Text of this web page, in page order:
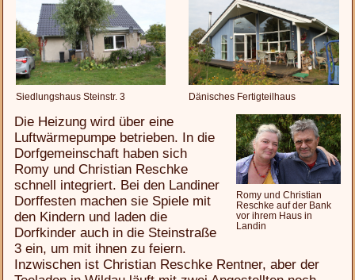
Siedlungshaus Steinstr. 3 Dänisches Fertigteilhaus
Romy und Christian
Reschke auf der Bank
vor ihrem Haus in
Landin
Die Heizung wird über eine
Luftwärmepumpe betrieben. In die
Dorfgemeinschaft haben sich
Romy und Christian Reschke
schnell integriert. Bei den Landiner
Dorffesten machen sie Spiele mit
den Kindern und laden die
Dorfkinder auch in die Steinstraße
3 ein, um mit ihnen zu feiern.
Inzwischen ist Christian Reschke Rentner, aber der